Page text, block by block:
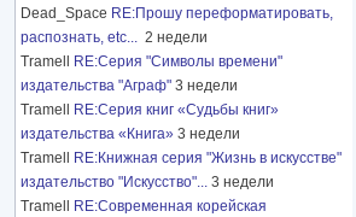
Dead_Space RE:Прошу переформатировать,
распознать, etc... 2 недели
Tramell
RE:Серия "Символы времени"
издательства "Аграф" 3 недели
Tramell
RE:Серия книг «Судьбы книг»
издательства «Книга» 3 недели
Tramell
RE:Книжная серия "Жизнь в искусстве"
издательство "Искусство"... 3 недели
Tramell
RE:Современная корейская